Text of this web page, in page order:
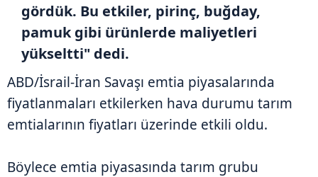
gördük. Bu etkiler, pirinç, buğday,
pamuk gibi ürünlerde maliyetleri
yükseltti" dedi.
ABD/İsrail-İran Savaşı emtia piyasalarında
fiyatlanmaları etkilerken hava durumu tarım
emtialarının fiyatları üzerinde etkili oldu.
Böylece emtia piyasasında tarım grubu